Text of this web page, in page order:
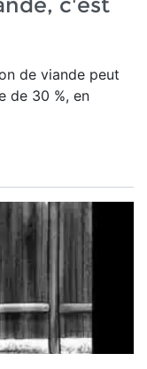
de viande peut
de 30 %, en